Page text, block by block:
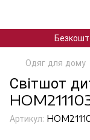
Одяг для дому
Світшот
Артикул: